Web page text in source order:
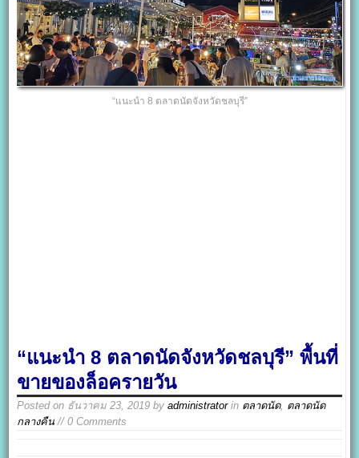
“แนะนำ 8 ตลาดนัดจังหวัดชลบุรี”
“แนะนำ 8 ตลาดนัดจังหวัดชลบุรี” พื้นที่
ขายของล็อครายวัน
Posted on ธันวาคม 23, 2019 byadministratorin ตลาดนัด, ตลาดนัด
กลางคืน // 0 Comments